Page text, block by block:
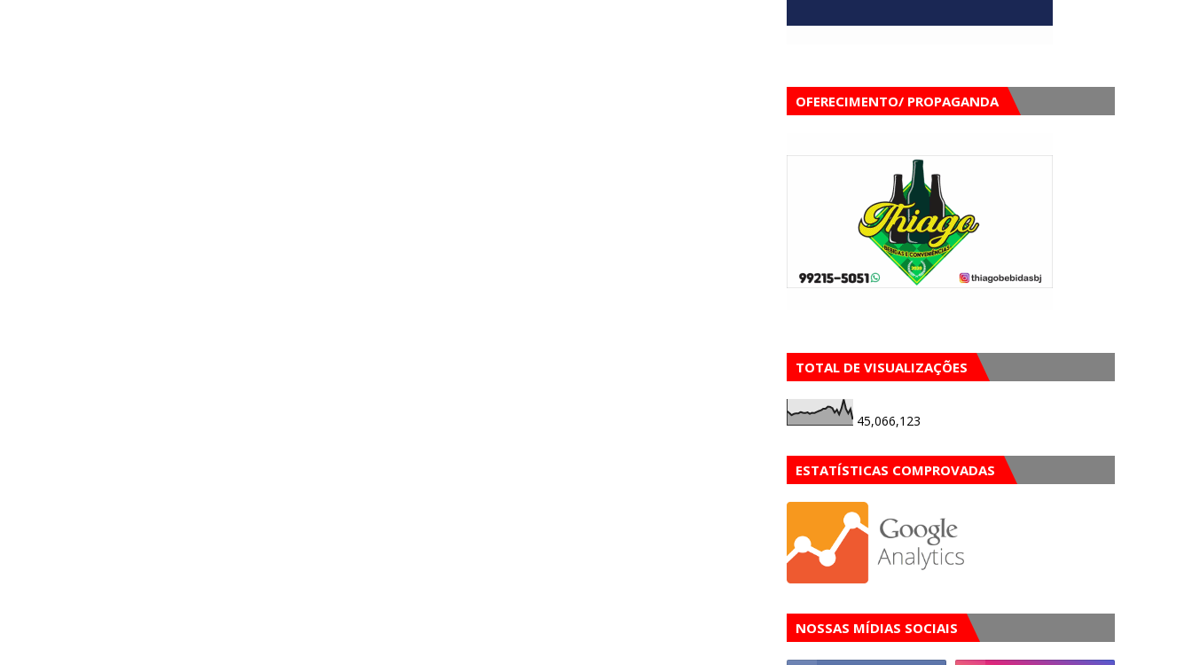
OFERECIMENTO/ PROPAGANDA
TOTAL DE VISUALIZAÇÕES
45,066,123
ESTATÍSTICAS COMPROVADAS
NOSSAS MÍDIAS SOCIAIS